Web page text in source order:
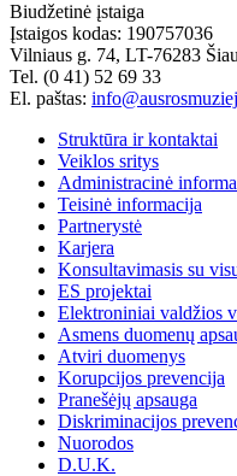
Biudžetinė įstaiga
Įstaigos kodas: 190757036
Vilniaus g. 74, LT-76283
Tel. (0 41) 52 69 33
El. paštas:
Struktūra ir kontaktai
Veiklos sritys
Administracinė
Teisinė informacija
Partnerystė
Karjera
Konsultavimasis su
ES projektai
Elektroniniai valdžios
Asmens duomenų
Atviri duomenys
Korupcijos prevencija
Pranešėjų apsauga
Diskriminacijos
Nuorodos
D.U.K.